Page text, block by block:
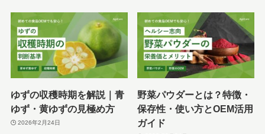
ゆずの収穫時期を解説｜青
ゆず・黄ゆずの見極め方
2026年2月24日
野菜パウダーとは？特徴・
保存性・使い方とOEM活用
ガイド